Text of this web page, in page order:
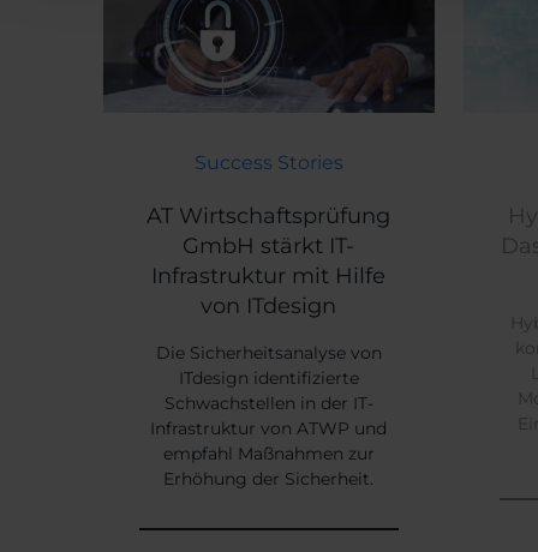
Themen:
Success Stories
AT Wirtschaftsprüfung
GmbH stärkt IT-
Infrastruktur mit Hilfe
von ITdesign
Die Sicherheitsanalyse von
ITdesign identifizierte
Schwachstellen in der IT-
Infrastruktur von ATWP und
empfahl Maßnahmen zur
Erhöhung der Sicherheit.